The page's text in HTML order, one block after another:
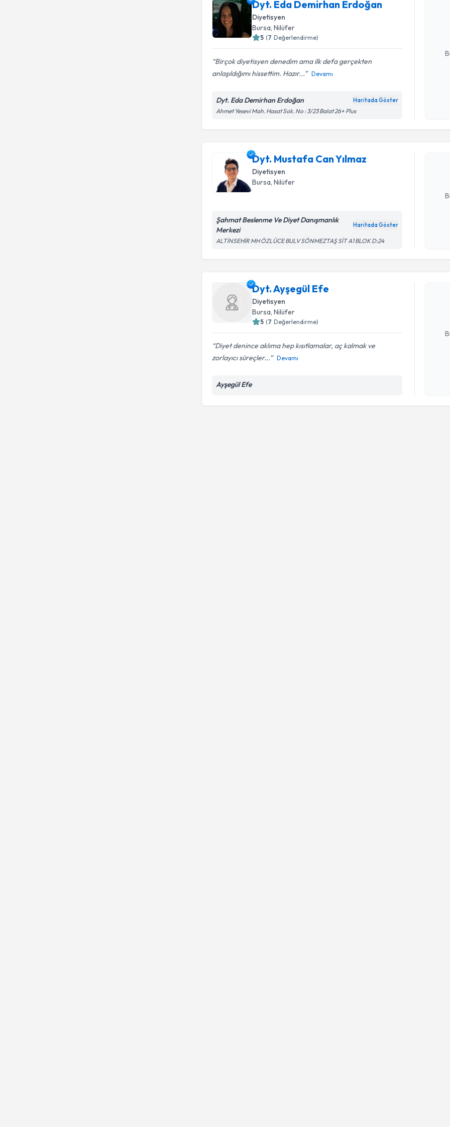
Dyt. Eda Demirhan Erdoğan
Diyetisyen
Bursa , Nilüfer
5 (7 Değerlendirme)
Birçok diyetisyen denedim ama ilk defa gerçekten
anlaşıldığımı hissettim. Hazır...
Devamı
Dyt. Eda Demirhan Erdoğan Haritada Göster
Ahmet Yesevi Mah. Hasat Sok. No : 3/23 Balat 26+ Plus
Dyt. Mustafa Can Yılmaz
Diyetisyen
Bursa , Nilüfer
Şahmat Beslenme Ve Diyet Danışmanlık
Merkezi
Haritada Göster
ALTİNSEHİR MH ÖZLÜCE BULV SÖNMEZTAŞ SİT A1 BLOK D:24
Dyt.
Size bu
Dyt. Ayşegül Efe
Diyetisyen
Bursa , Nilüfer
5 (7 Değerlendirme)
Diyet denince aklıma hep kısıtlamalar, aç kalmak ve
zorlayıcı süreçler...
Devamı
Ayşegül Efe
Randevu